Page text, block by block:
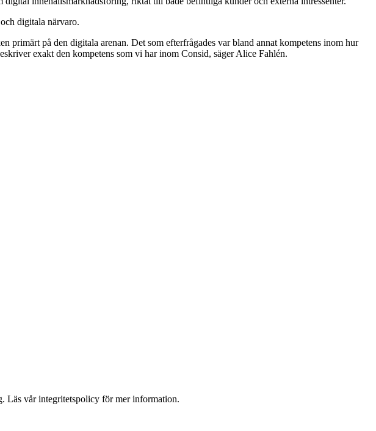
digitala närvaro.
primärt på den digitala arenan. Det som efterfrågades var bland annat kompetens inom hur
exakt den kompetens som vi har inom Consid, säger Alice Fahlén.
Läs vår integritetspolicy för mer information.